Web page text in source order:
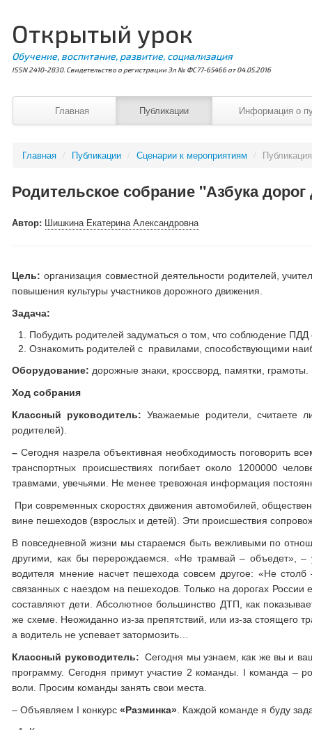
Открытый урок
Обучение, воспитание, развитие, социализация
ISSN 2410-2830. Свидетельство о регистрации Эл № ФС77-65466 от 04.05.2016
Главная Публикации Информация о
Главная / Публикации / Сценарии к мероприятиям /
Родительское собрание "Азбука
Автор: Шишкина Екатерина Александровна
Цель: организация совместной деятельности родителей,
повышения культуры участников дорожного движения.
Задача:
Побудить родителей задуматься о том, что соблюдение
Ознакомить родителей с правилами, способствующими
Оборудование: дорожные знаки, кроссворд, памятки, грамоты.
Ход собрания
Классный руководитель: Уважаемые родители, считаете
родителей).
– Сегодня назрела объективная необходимость поговорить
транспортных происшествиях погибает около 1200000
травмами, увечьями. Не менее тревожная информация
При современных скоростях движения автомобилей,
вине пешеходов (взрослых и детей). Эти происшествия
В повседневной жизни мы стараемся быть вежливыми по
другими, как бы перерождаемся. «Не трамвай – объедет»,
водителя мнение насчет пешехода совсем другое: «Не столб
связанных с наездом на пешеходов. Только на дорогах
составляют дети. Абсолютное большинство ДТП, как
же схеме. Неожиданно из-за препятствий, или из-за стоящего
а водитель не успевает затормозить…
Классный руководитель: Сегодня мы узнаем, как же вы и
программу. Сегодня примут участие 2 команды. I команда –
воли. Просим команды занять свои места.
– Объявляем I конкурс«Разминка» . Каждой команде я буду